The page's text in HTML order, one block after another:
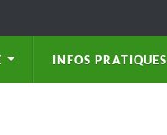
INFOS PRATIQUES